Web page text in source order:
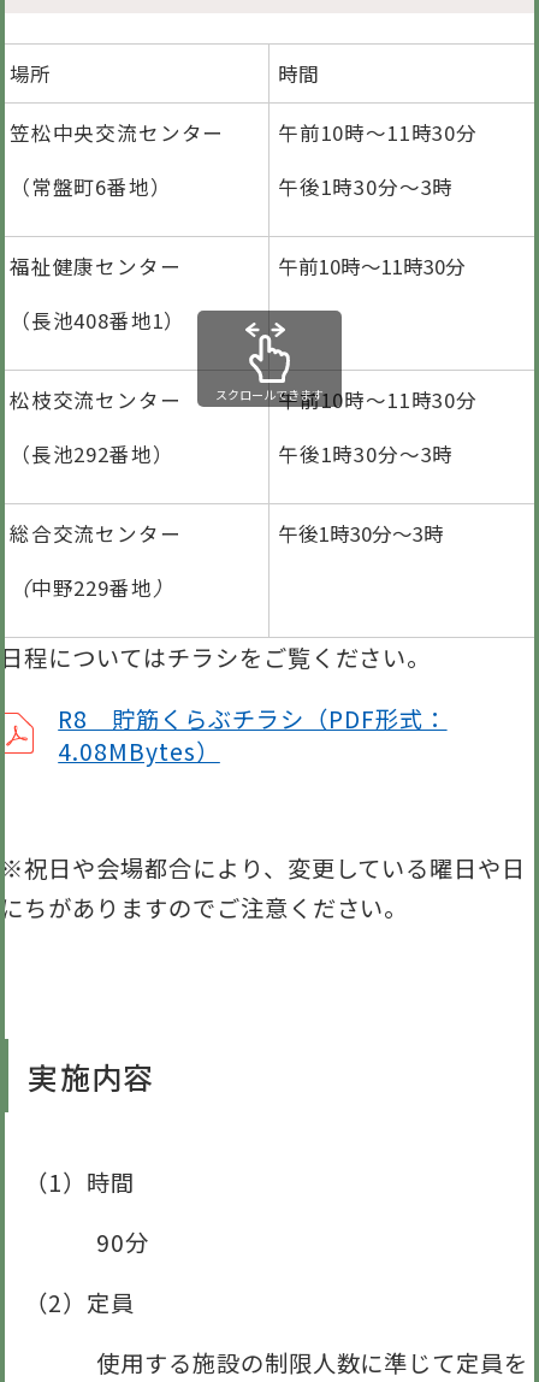
場所 時間
笠松中央交流センター
（常盤町6番地）
午前10時～11時30分
午後1時30分～3時
福祉健康センター
（長池408番地1）
午前10時～11時30分
松枝交流センター
（長池292番地）
午前10時～11時30分
午後1時30分～3時
総合交流センター
（中野229番地）
午後1時30分～3時
スクロールできます
日程についてはチラシをご覧ください。
R8 貯筋くらぶチラシ（PDF形式：
4.08MBytes）
※祝日や会場都合により、変更している曜日や日
にちがありますのでご注意ください。
実施内容
（1）時間
90分
（2）定員
使用する施設の制限人数に準じて定員を